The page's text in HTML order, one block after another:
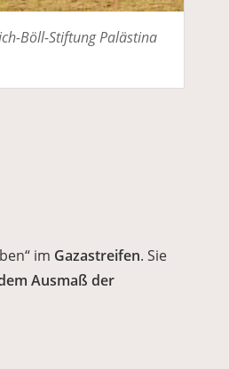
Böll-Stiftung Palästina
im Gazastreifen. Sie
Ausmaß der